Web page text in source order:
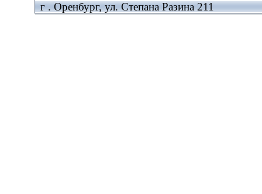
г . Оренбург, ул. Степана Разина 211